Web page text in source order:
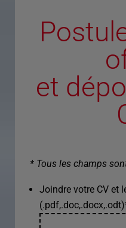
et
* Tous les champs
Joindre votre CV et
(.pdf,.doc,.docx,.odt)